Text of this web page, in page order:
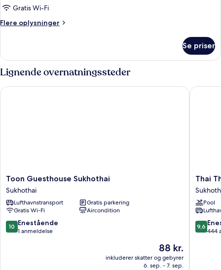
1
kingsize-
seng
fælles
badeværelse
Gratis Wi-Fi
Flere oplysninger
Flere
dobbeltværelse
-
1
kingsize-
seng
Se priser
Lignende overnatningssteder
Toon
Guesthouse
Sukhothai
Sukhothai
Toon Guesthouse Sukhothai
Sukhothai
Lufthavnstransport
Gratis parkering
Gratis Wi-Fi
Aircondition
10.0
ud
10 Enestående
1 anmeldelse
Prisen
88 kr.
88 kr.
inkluderer skatter og gebyrer
6. sep. - 7. sep.
Toon Guesthouse Sukhothai
Thai
Thai
Resort
Thai
Pool
9.6
ud
9,6
444
Thai